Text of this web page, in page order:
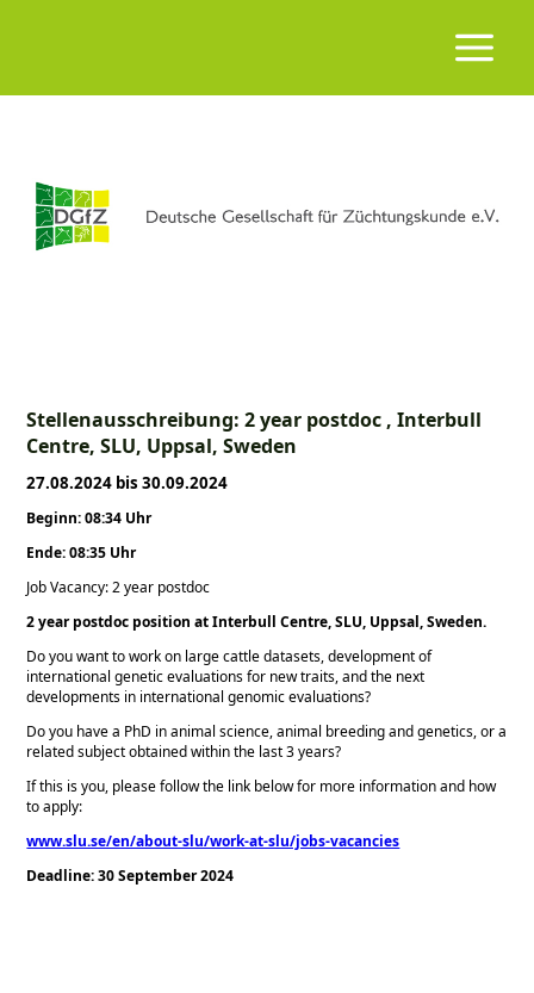
Stellenausschreibung: 2 year postdoc , Interbull
Centre, SLU, Uppsal, Sweden
27.08.2024 bis 30.09.2024
Beginn: 08:34 Uhr
Ende: 08:35 Uhr
Job Vacancy: 2 year postdoc
2 year postdoc position at Interbull Centre, SLU, Uppsal, Sweden.
Do you want to work on large cattle datasets, development of
international genetic evaluations for new traits, and the next
developments in international genomic evaluations?
Do you have a PhD in animal science, animal breeding and genetics, or a
related subject obtained within the last 3 years?
If this is you, please follow the link below for more information and how
to apply:
www.slu.se/en/about-slu/work-at-slu/jobs-vacancies
Deadline: 30 September 2024